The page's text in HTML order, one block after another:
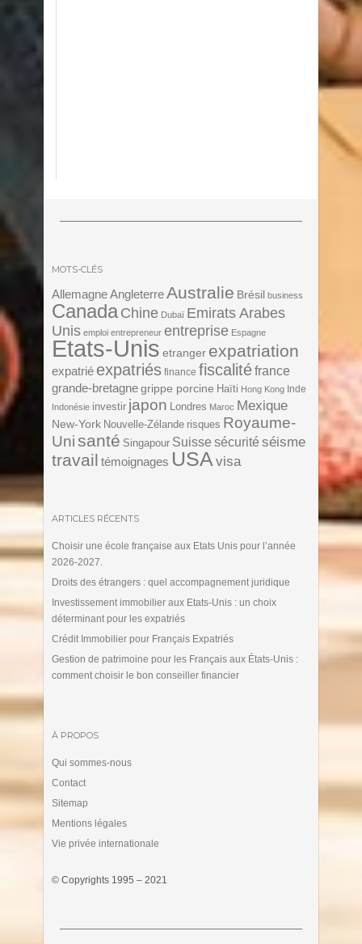
MOTS-CLÉS
Allemagne AngleterreAustralie Brésil business
Canada Chine Dubaï Emirats Arabes
Unis emploi entrepreneur entreprise Espagne
Etats-Unis etranger expatriation
expatrié expatriés finance fiscalitéfrance
grande-bretagne grippe porcine Haïti Hong Kong Inde
Indonésie investir japon Londres Maroc Mexique
New-York Nouvelle-Zélande risques Royaume-
Unisanté Singapour Suisse sécurité séisme
travail témoignages USA visa
ARTICLES RÉCENTS
Choisir une école française aux Etats Unis pour l’année
2026-2027.
Droits des étrangers : quel accompagnement juridique
Investissement immobilier aux Etats-Unis : un choix
déterminant pour les expatriés
Crédit Immobilier pour Français Expatriés
Gestion de patrimoine pour les Français aux États-Unis :
comment choisir le bon conseiller financier
À PROPOS
Qui sommes-nous
Contact
Sitemap
Mentions légales
Vie privée internationale
© Copyrights 1995 – 2021